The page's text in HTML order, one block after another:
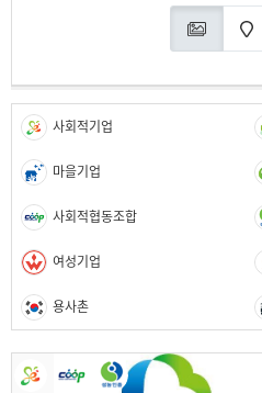
사회적기업
마을기업
사회적협동조합
여성기업
용사촌